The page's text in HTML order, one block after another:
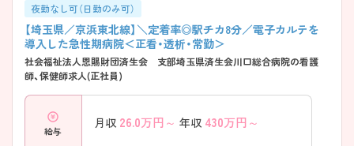
夜勤なし可（日勤のみ可）
【埼玉県／京浜東北線】＼定着率◎駅チカ8分／電子カルテを
導入した急性期病院＜正看・透析・常勤＞
社会福祉法人恩賜財団済生会 支部埼玉県済生会川口総合病院の看護
師、保健師求人(正社員)
給与
月収 26.0万円～ 年収 430万円～